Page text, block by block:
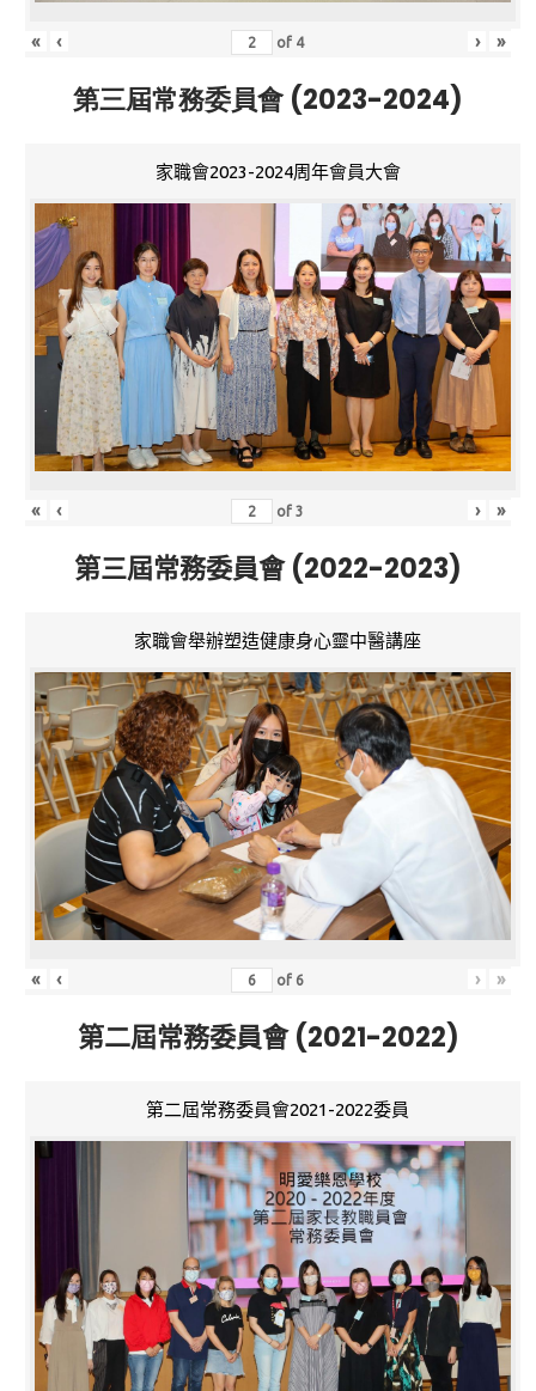
« ‹ of 4 › »
第三屆常務委員會 (2023-2024)
家職會2023-2024周年會員大會
« ‹ of3 › »
第三屆常務委員會 (2022-2023)
家職會舉辦塑造健康身心靈中醫講座
« ‹ of 6 › »
第二屆常務委員會 (2021-2022)
第二屆常務委員會2021-2022委員